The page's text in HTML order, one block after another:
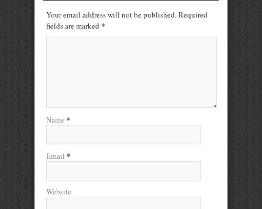
Your email address will not be published. Required
fields are marked *
Name *
Email *
Website